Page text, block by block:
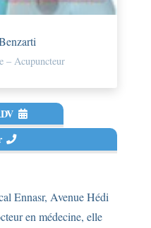
– Acupuncteur
Ennasr, Avenue Hédi
en médecine, elle